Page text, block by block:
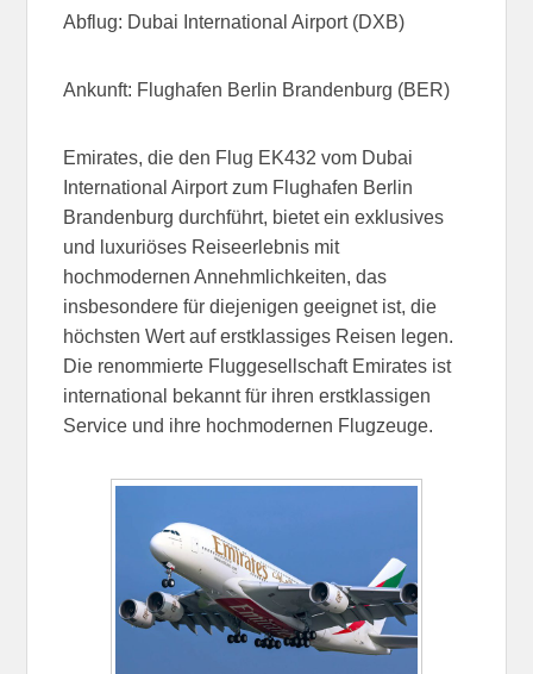
Abflug: Dubai International Airport (DXB)
Ankunft: Flughafen Berlin Brandenburg (BER)
Emirates, die den Flug EK432 vom Dubai
International Airport zum Flughafen Berlin
Brandenburg durchführt, bietet ein exklusives
und luxuriöses Reiseerlebnis mit
hochmodernen Annehmlichkeiten, das
insbesondere für diejenigen geeignet ist, die
höchsten Wert auf erstklassiges Reisen legen.
Die renommierte Fluggesellschaft Emirates ist
international bekannt für ihren erstklassigen
Service und ihre hochmodernen Flugzeuge.